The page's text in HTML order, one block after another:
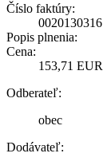
Číslo faktúry:
0020130316
Popis plnenia:
Cena:
153,71 EUR
Odberateľ:
obec
Dodávateľ: